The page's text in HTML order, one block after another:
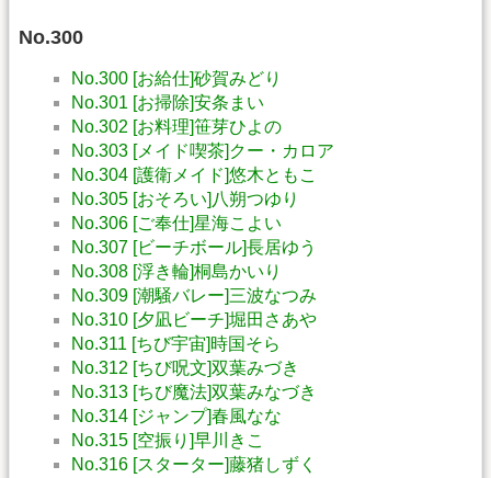
No.300
No.300 [お給仕]砂賀みどり
No.301 [お掃除]安条まい
No.302 [お料理]笹芽ひよの
No.303 [メイド喫茶]クー・カロア
No.304 [護衛メイド]悠木ともこ
No.305 [おそろい]八朔つゆり
No.306 [ご奉仕]星海こよい
No.307 [ビーチボール]長居ゆう
No.308 [浮き輪]桐島かいり
No.309 [潮騒バレー]三波なつみ
No.310 [夕凪ビーチ]堀田さあや
No.311 [ちび宇宙]時国そら
No.312 [ちび呪文]双葉みづき
No.313 [ちび魔法]双葉みなづき
No.314 [ジャンプ]春風なな
No.315 [空振り]早川きこ
No.316 [スターター]藤猪しずく